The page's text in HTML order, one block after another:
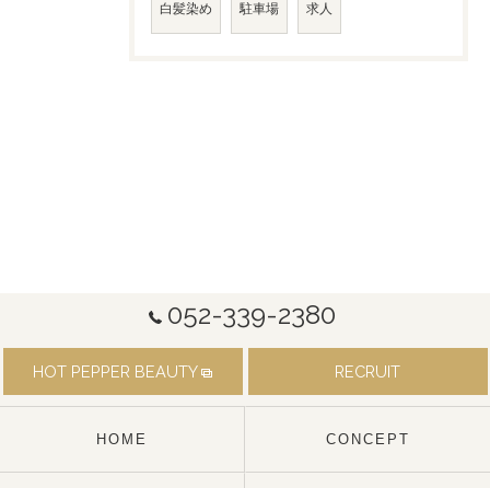
白髪染め 駐車場 求人
052-339-2380
HOT PEPPER BEAUTY RECRUIT
HOME CONCEPT